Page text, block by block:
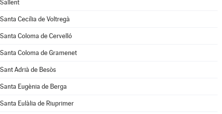
Sallent
Santa Cecília de Voltregà
Santa Coloma de Cervelló
Santa Coloma de Gramenet
Sant Adrià de Besòs
Santa Eugènia de Berga
Santa Eulàlia de Riuprimer